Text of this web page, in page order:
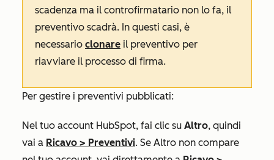
scadenza ma il controfirmatario non lo fa, il
preventivo scadrà. In questi casi, è
necessario clonare il preventivo per
riavviare il processo di firma.
Per gestire i preventivi pubblicati:
Nel tuo account HubSpot, fai clic su Altro, quindi
vai a Ricavo > Preventivi. Se Altro non compare